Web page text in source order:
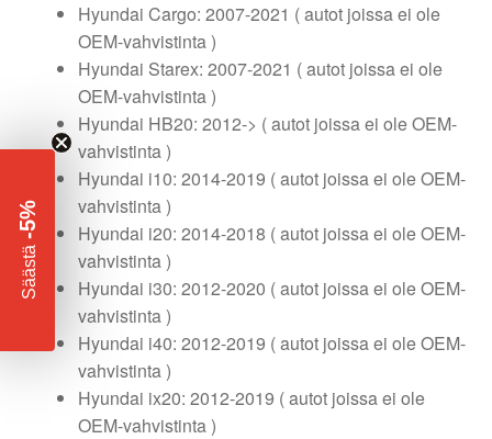
Hyundai Cargo: 2007-2021 ( autot joissa ei ole
OEM-vahvistinta )
Hyundai Starex: 2007-2021 ( autot joissa ei ole
OEM-vahvistinta )
Hyundai HB20: 2012-> ( autot joissa ei ole OEM-
vahvistinta )
Hyundai i10: 2014-2019 ( autot joissa ei ole OEM-
vahvistinta )
Hyundai i20: 2014-2018 ( autot joissa ei ole OEM-
vahvistinta )
Hyundai i30: 2012-2020 ( autot joissa ei ole OEM-
vahvistinta )
Hyundai i40: 2012-2019 ( autot joissa ei ole OEM-
vahvistinta )
Hyundai ix20: 2012-2019 ( autot joissa ei ole
OEM-vahvistinta )
Säästä
-5%